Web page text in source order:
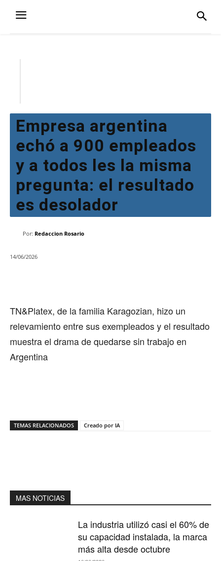
Empresa argentina
echó a 900 empleados
y a todos les la misma
pregunta: el resultado
es desolador
Por: Redaccion Rosario
14/06/2026
TN&Platex, de la familia Karagozian, hizo un
relevamiento entre sus exempleados y el resultado
muestra el drama de quedarse sin trabajo en
Argentina
TEMAS RELACIONADOS Creado por IA
MAS NOTICIAS
La industria utilizó casi el 60% de
su capacidad instalada, la marca
más alta desde octubre